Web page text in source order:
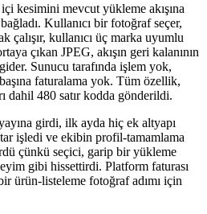
kesimini mevcut yükleme akışına
Kullanıcı bir fotoğraf seçer,
çalışır, kullanıcı üç marka uyumlu
çıkan JPEG, akışın geri kalanının
Sunucu tarafında işlem yok,
faturalama yok. Tüm özellik,
dahil 480 satır kodda gönderildi.
girdi, ilk ayda hiç ek altyapı
işledi ve ekibin profil-tamamlama
çünkü seçici, garip bir yükleme
gibi hissettirdi. Platform faturası
ürün-listeleme fotoğraf adımı için